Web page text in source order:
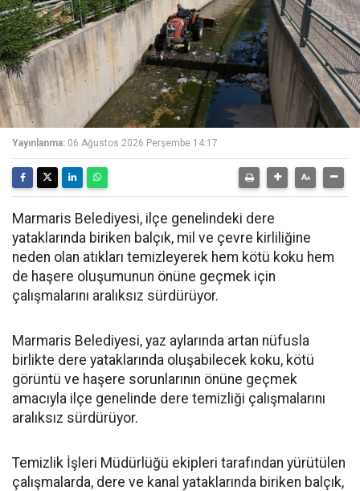
Yayınlanma: 06 Ağustos 2026 Perşembe 14:17
Marmaris Belediyesi, ilçe genelindeki dere
yataklarında biriken balçık, mil ve çevre kirliliğine
neden olan atıkları temizleyerek hem kötü koku hem
de haşere oluşumunun önüne geçmek için
çalışmalarını aralıksız sürdürüyor.
Marmaris Belediyesi, yaz aylarında artan nüfusla
birlikte dere yataklarında oluşabilecek koku, kötü
görüntü ve haşere sorunlarının önüne geçmek
amacıyla ilçe genelinde dere temizliği çalışmalarını
aralıksız sürdürüyor.
Temizlik İşleri Müdürlüğü ekipleri tarafından yürütülen
çalışmalarda, dere ve kanal yataklarında biriken balçık,